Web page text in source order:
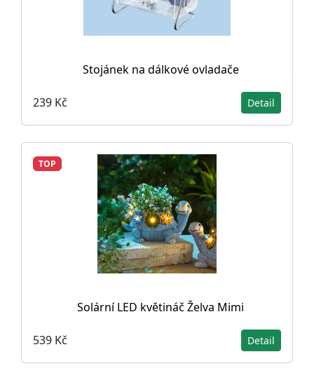
Stojánek na dálkové ovladače
239 Kč Detail
TOP
Solární LED květináč Želva Mimi
539 Kč Detail